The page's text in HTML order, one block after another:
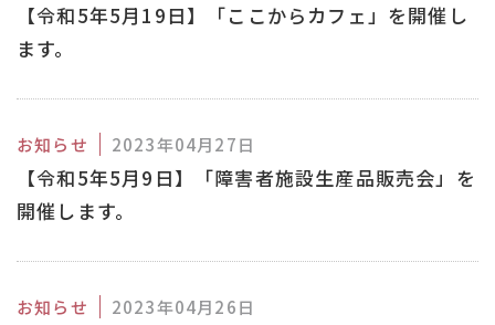
【令和5年5月19日】「ここからカフェ」を開催し
ます。
お知らせ 2023年04月27日
【令和5年5月9日】「障害者施設生産品販売会」を
開催します。
お知らせ 2023年04月26日